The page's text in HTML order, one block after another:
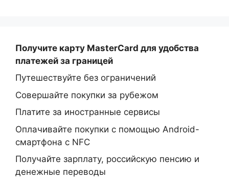
Получите карту MasterCard для удобства
платежей за границей
Путешествуйте без ограничений
Совершайте покупки за рубежом
Платите за иностранные сервисы
Оплачивайте покупки с помощью Android-
смартфона с NFC
Получайте зарплату, российскую пенсию и
денежные переводы